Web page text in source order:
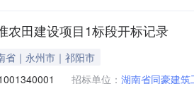
农田建设项目1标段开标记录
省｜永州市｜祁阳市
招标单位： 湖南省同豪建